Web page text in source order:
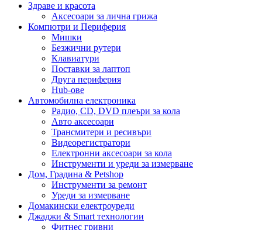
Здраве и красота
Аксесоари за лична грижа
Компютри и Периферия
Мишки
Безжични рутери
Клавиатури
Поставки за лаптоп
Друга периферия
Hub-ове
Автомобилна електроника
Радио, CD, DVD плеъри за кола
Авто аксесоари
Трансмитери и ресивъри
Видеорегистратори
Електронни аксесоари за кола
Инструменти и уреди за измерване
Дом, Градина & Petshop
Инструменти за ремонт
Уреди за измерване
Домакински електроуреди
Джаджи & Smart технологии
Фитнес гривни